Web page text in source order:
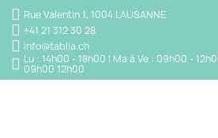
Rue Valentin 1, 1004 LAUSANNE
+41 21 312 30 28
info@tablia.ch
Lu : 14h00 - 18h00 | Ma à Ve : 09h00 -
09h00 12h00